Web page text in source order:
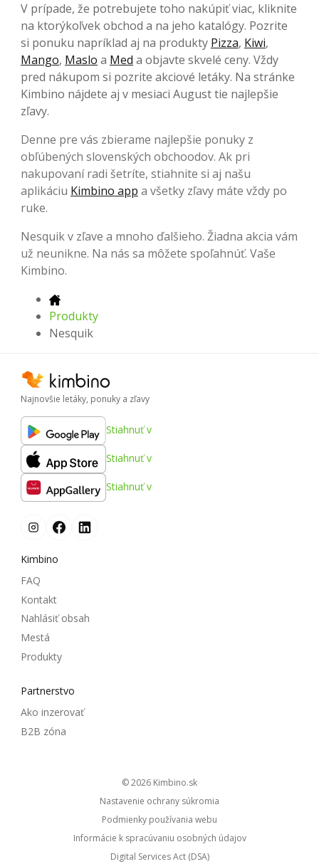
V prípade, že potrebujete toho nakúpiť viac, kliknite
na ktorýkoľvek obchod a na jeho katalógy. Pozrite
si ponuku napríklad aj na produkty Pizza, Kiwi,
Mango, Maslo a Med a objavte skvelé ceny. Vždy
pred nákupom si pozrite akciové letáky. Na stránke
Kimbino nájdete aj v mesiaci August tie najlepšie
zľavy.
Denne pre vás zbierame najlepšie ponuky z
obľúbených slovenských obchoodov. Ak pri
nakupovaní radi šetríte, stiahnite si aj našu
aplikáciu Kimbino app a všetky zľavy máte vždy po
ruke.
Nesquik v zľave a mnoho ďalšieho. Žiadna akcia vám
už neunikne. Na nás sa môžete spoľahnúť. Vaše
Kimbino.
Produkty
Nesquik
Najnovšie letáky, ponuky a zľavy
Stiahnuť v
Stiahnuť v
Stiahnuť v
Kimbino
FAQ
Kontakt
Nahlásiť obsah
Mestá
Produkty
Partnerstvo
Ako inzerovať
B2B zóna
© 2026
kimbino.sk
Nastavenie ochrany súkromia
Podmienky používania webu
Informácie k spracúvaniu osobných údajov
Digital Services Act (DSA)